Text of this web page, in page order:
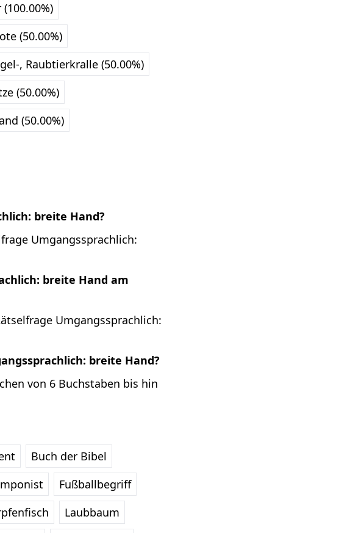
(50.00%)
, Raubtierkralle (50.00%)
(50.00%)
(50.00%)
breite Hand?
Umgangssprachlich:
breite Hand am
Umgangssprachlich:
breite Hand?
von 6 Buchstaben bis hin
Buch der Bibel
Fußballbegriff
Laubbaum